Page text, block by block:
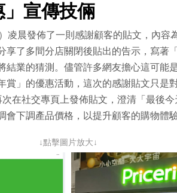
宣傳技倆
凌晨發佈了一則感謝顧客的貼文，內容
享了多間分店關閉後貼出的告示，寫著
結業的猜測。儘管許多網友擔心這可能
賞」的優惠活動，這次的感謝貼文只是
在社交專頁上發佈貼文，澄清「最後
下調產品價格，以提升顧客的購物體驗
↓點擊圖片放大↓